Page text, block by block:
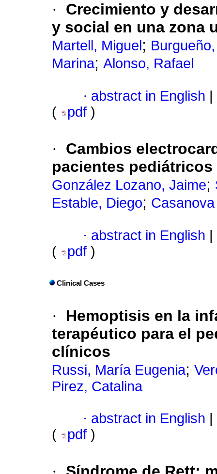
·
Crecimiento y
y social en una zona
Martell, Miguel ;
Marina; Alonso, Rafael
· abstract in English
(
pdf )
·
Cambios
pacientes
González Lozano, Jaime;
Estable, Diego;
· abstract in English
(
pdf )
Clinical Cases
·
Hemoptisis en la
terapéutico para el
clínicos
Russi, María Eugenia;
Pirez, Catalina
· abstract in English
(
pdf )